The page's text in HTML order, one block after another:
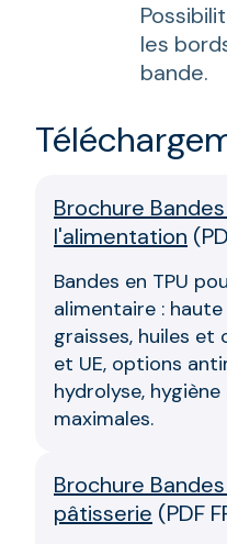
les
bande.
Brochure
l'alimentation (
Bandes en TPU
alimentaire :
graisses, huiles et
et UE, options
hydrolyse,
maximales.
Brochure
pâtisserie (PDF